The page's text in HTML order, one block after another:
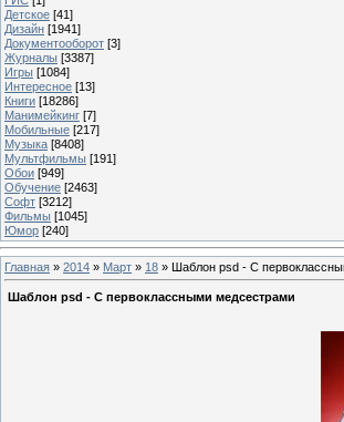
Детское [41]
Дизайн [1941]
Документооборот [3]
Журналы [3387]
Игры [1084]
Интересное [13]
Книги [18286]
Манимейкинг [7]
Мобильные [217]
Музыка [8408]
Мультфильмы [191]
Обои [949]
Обучение [2463]
Софт [3212]
Фильмы [1045]
Юмор [240]
Главная » 2014 » Март » 18 » Шаблон psd - С
Шаблон psd - С первоклассными медсестрами